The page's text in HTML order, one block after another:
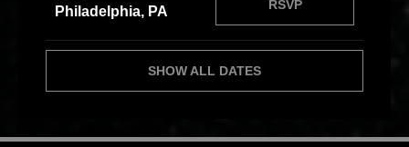
Philadelphia, PA
RSVP
SHOW ALL DATES